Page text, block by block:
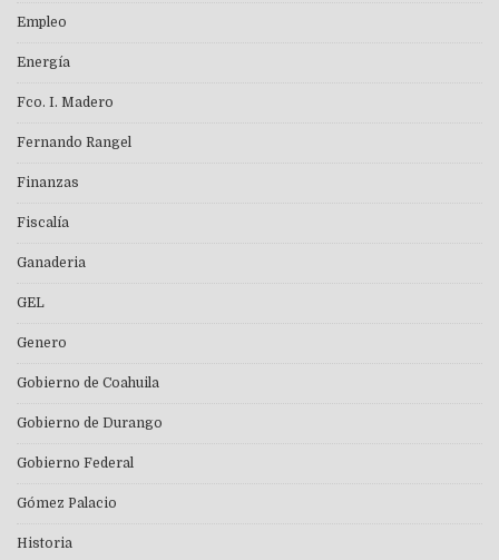
Empleo
Energía
Fco. I. Madero
Fernando Rangel
Finanzas
Fiscalía
Ganaderia
GEL
Genero
Gobierno de Coahuila
Gobierno de Durango
Gobierno Federal
Gómez Palacio
Historia